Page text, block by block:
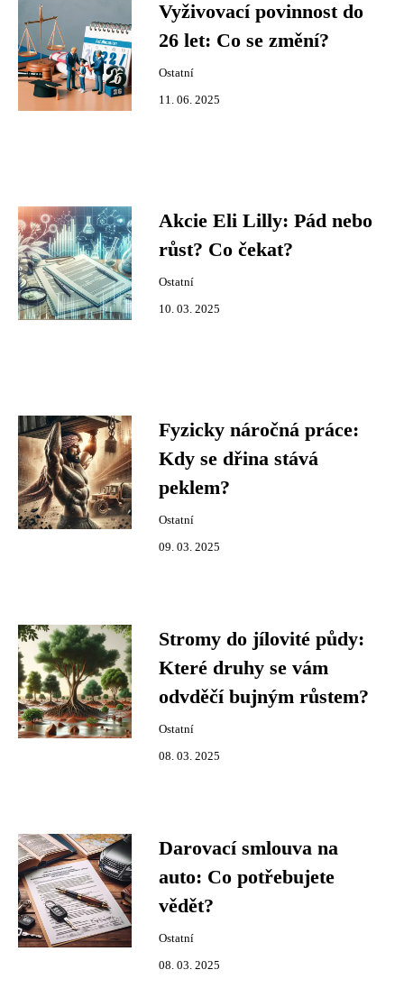
Vyživovací povinnost do
26 let: Co se změní?
Ostatní
11. 06. 2025
Akcie Eli Lilly: Pád nebo
růst? Co čekat?
Ostatní
10. 03. 2025
Fyzicky náročná práce:
Kdy se dřina stává
peklem?
Ostatní
09. 03. 2025
Stromy do jílovité půdy:
Které druhy se vám
odvděčí bujným růstem?
Ostatní
08. 03. 2025
Darovací smlouva na
auto: Co potřebujete
vědět?
Ostatní
08. 03. 2025